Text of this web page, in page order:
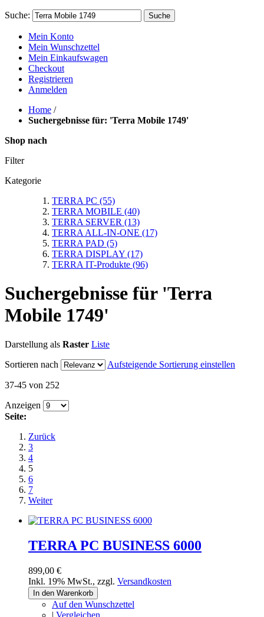
Suche: Suche
Mein Konto
Mein Wunschzettel
Mein Einkaufswagen
Checkout
Registrieren
Anmelden
Home /
Suchergebnisse für: 'Terra Mobile 1749'
Shop nach
Filter
Kategorie
TERRA PC (55)
TERRA MOBILE (40)
TERRA SERVER (13)
TERRA ALL-IN-ONE (17)
TERRA PAD (5)
TERRA DISPLAY (17)
TERRA IT-Produkte (96)
Suchergebnisse für 'Terra
Mobile 1749'
Darstellung als Raster Liste
Sortieren nach
Aufsteigende Sortierung einstellen
37-45 von 252
Anzeigen
Seite:
Zurück
3
4
5
6
7
Weiter
TERRA PC BUSINESS 6000
899,00 €
Inkl. 19% MwSt., zzgl. Versandkosten
In den Warenkorb
Auf den Wunschzettel
| Vergleichen